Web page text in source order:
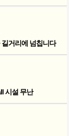
거리에 넘칩니다
시설 무난